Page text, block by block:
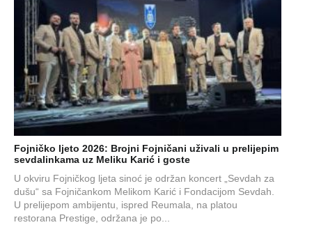
Fojničko ljeto 2026: Brojni Fojničani uživali u prelijepim
sevdalinkama uz Meliku Karić i goste
U okviru Fojničkog ljeta sinoć je održan koncert „Sevdah za
dušu“ sa Fojničankom Melikom Karić i Fondacijom Sevdah.
U prelijepom ambijentu, ispred Reumala, na platou
restorana Prestige, održana je po...